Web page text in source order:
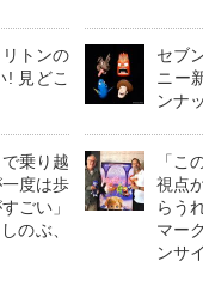
トンの
! 見どこ
セブ
ニー
ンナ
乗り越
度は歩
ごい」
のぶ、
「こ
視点
らう
マー
ンサ